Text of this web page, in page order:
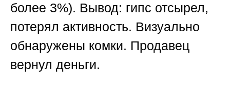
более 3%). Вывод: гипс отсырел,
потерял активность. Визуально
обнаружены комки. Продавец
вернул деньги.